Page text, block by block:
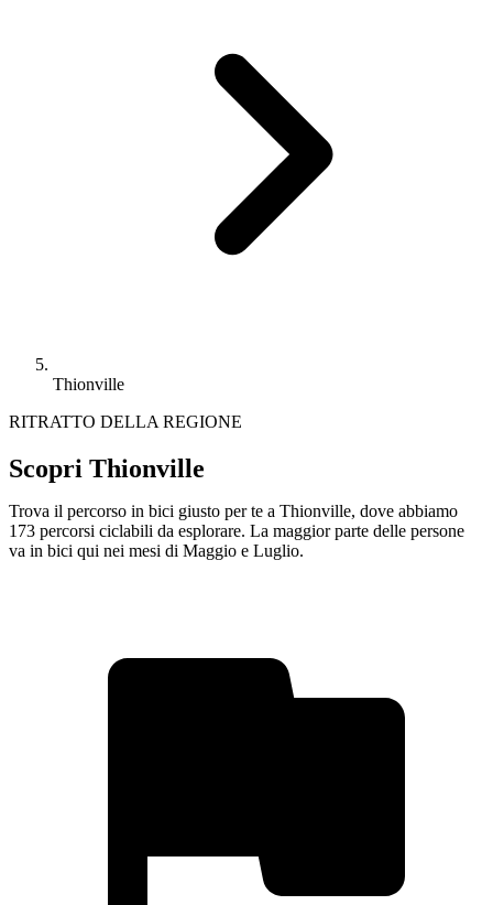
Thionville
RITRATTO DELLA REGIONE
Scopri Thionville
Trova il percorso in bici giusto per te a Thionville, dove abbiamo
173 percorsi ciclabili da esplorare. La maggior parte delle persone
va in bici qui nei mesi di Maggio e Luglio.